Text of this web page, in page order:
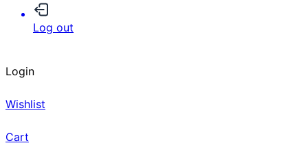
Log out
Login
Wishlist
Cart